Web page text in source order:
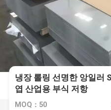
냉장 롤링 선명한 앙일러
엽 산업용 부식 저항
MOQ：50